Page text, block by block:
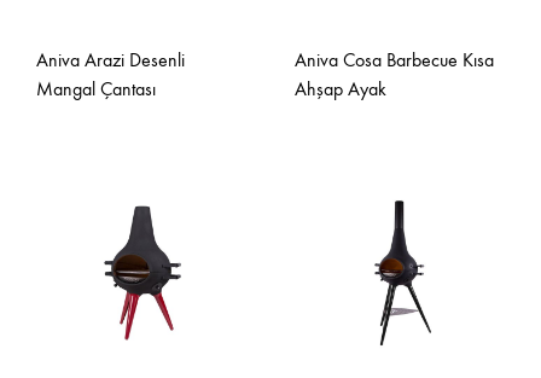
Aniva Arazi Desenli
Mangal Çantası
Aniva Cosa Barbecue Kısa
Ahşap Ayak